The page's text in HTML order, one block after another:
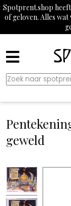
Spotprent.shop
of geloven. Alles
geweld